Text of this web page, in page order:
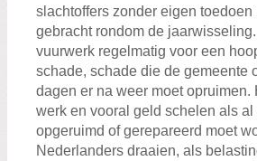
slachtoffers zonder eigen toedoen
gebracht rondom de
vuurwerk regelmatig voor een
schade, schade die de gemeente
dagen er na weer moet opruimen.
werk en vooral geld schelen als
opgeruimd of gerepareerd moet
Nederlanders draaien, als